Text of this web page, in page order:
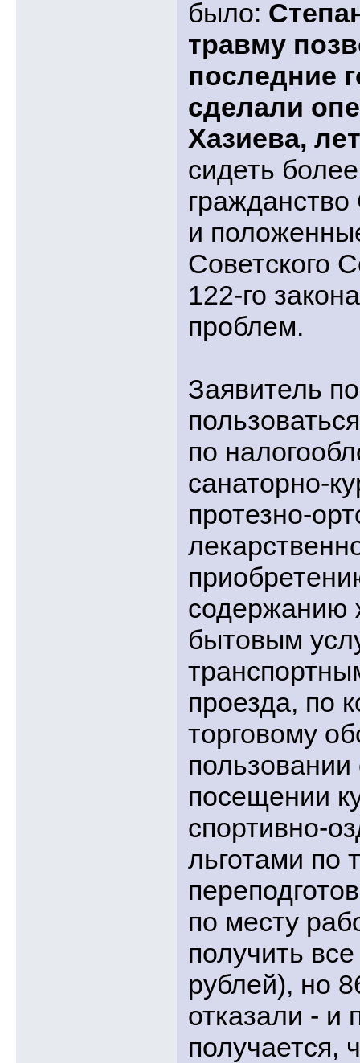
было:
травму
последние
сделали
Хазиева,
сидеть
и
Советского
122-го
проблем.
Заявитель
по
санаторно-
протезно-
содержанию
бытовым
проезда, по
торговому
посещении
спортивно-
льготами по
по месту
получить
рублей), но
отказали - и
получается,